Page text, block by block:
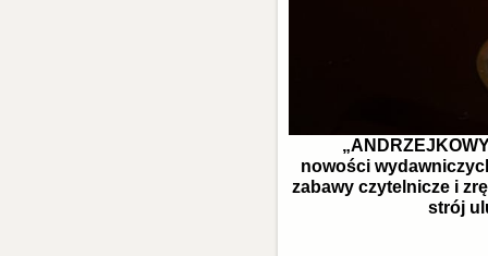
nowości
zabawy czytelnicze i
strój